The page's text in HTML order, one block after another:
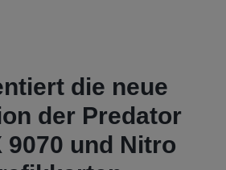
die neue
der Predator
9070 und Nitro